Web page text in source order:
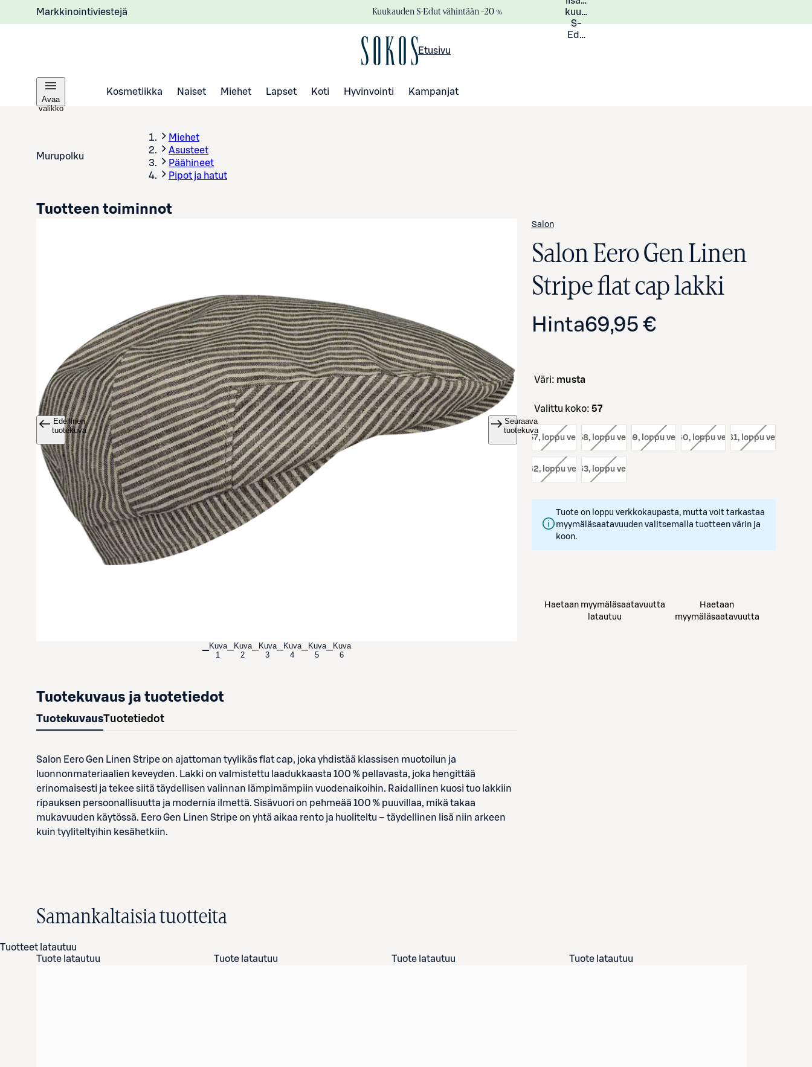
Markkinointiviestejä Kuukauden S-Edut vähintään –20 %
kuukauden
S-
Eduista
Etusivu
Avaa
valikko
Kosmetiikka Naiset Miehet Lapset Koti Hyvinvointi Kampanjat
Murupolku
Miehet
Asusteet
Päähineet
Pipot ja hatut
Avaa tuotekuva suurennettuna Avaa tuotekuva suurennettuna
Edellinen
tuotekuva
Seuraava
tuotekuva
Kuva
1
Kuva
2
Kuva
3
Kuva
4
Kuva
5
Kuva
6
Salon
Salon Eero Gen Linen
Stripe flat cap lakki
Hinta69,95 €
Tuotteen toiminnot
väri: musta
Valittu koko: 57
57, loppu verkosta
koko: 58, loppu verkosta
koko: 59, loppu verkosta
koko: 60, loppu verkosta
koko: 61, loppu verkosta
62, loppu verkosta
koko: 63, loppu verkosta
Tuote on loppu verkkokaupasta, mutta voit tarkastaa
myymäläsaatavuuden valitsemalla tuotteen värin ja
koon.
Haetaan myymäläsaatavuutta
latautuu
Haetaan
myymäläsaatavuutta
Tuotekuvaus ja tuotetiedot
TuotekuvausTuotetiedot
Salon Eero Gen Linen Stripe on ajattoman tyylikäs flat cap, joka yhdistää klassisen muotoilun ja
luonnonmateriaalien keveyden. Lakki on valmistettu laadukkaasta 100 % pellavasta, joka hengittää
erinomaisesti ja tekee siitä täydellisen valinnan lämpimämpiin vuodenaikoihin. Raidallinen kuosi tuo lakkiin
ripauksen persoonallisuutta ja modernia ilmettä. Sisävuori on pehmeää 100 % puuvillaa, mikä takaa
mukavuuden käytössä. Eero Gen Linen Stripe on yhtä aikaa rento ja huoliteltu – täydellinen lisä niin arkeen
kuin tyyliteltyihin kesähetkiin.
Samankaltaisia tuotteita
Tuotteet latautuu
Tuote latautuu
Tuote latautuu Tuote latautuu Tuote latautuu